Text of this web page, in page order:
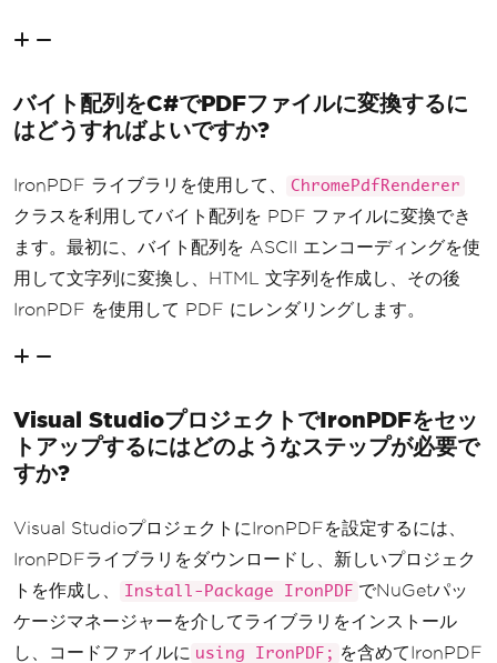
バイト配列をC#でPDFファイルに変換するに
はどうすればよいですか?
IronPDF ライブラリを使用して、 ChromePdfRenderer
クラスを利用してバイト配列を PDF ファイルに変換でき
ます。最初に、バイト配列を ASCII エンコーディングを使
用して文字列に変換し、HTML 文字列を作成し、その後
IronPDF を使用して PDF にレンダリングします。
Visual StudioプロジェクトでIronPDFをセッ
トアップするにはどのようなステップが必要で
すか?
Visual StudioプロジェクトにIronPDFを設定するには、
IronPDFライブラリをダウンロードし、新しいプロジェク
トを作成し、
Install-Package IronPDF でNuGetパッ
ケージマネージャーを介してライブラリをインストール
し、コードファイルに using IronPDF; を含めてIronPDF